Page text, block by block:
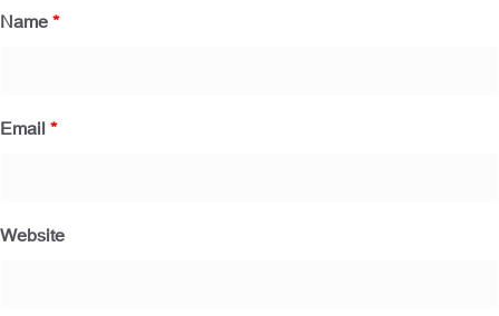
Name*
Email*
Website